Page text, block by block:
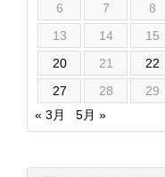
6
7 8
13
14 15
20
21 22
27
28 29
« 3月
5月 »